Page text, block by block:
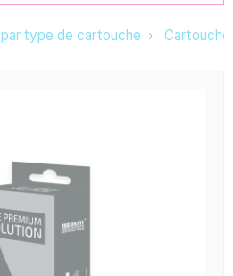
type de cartouche